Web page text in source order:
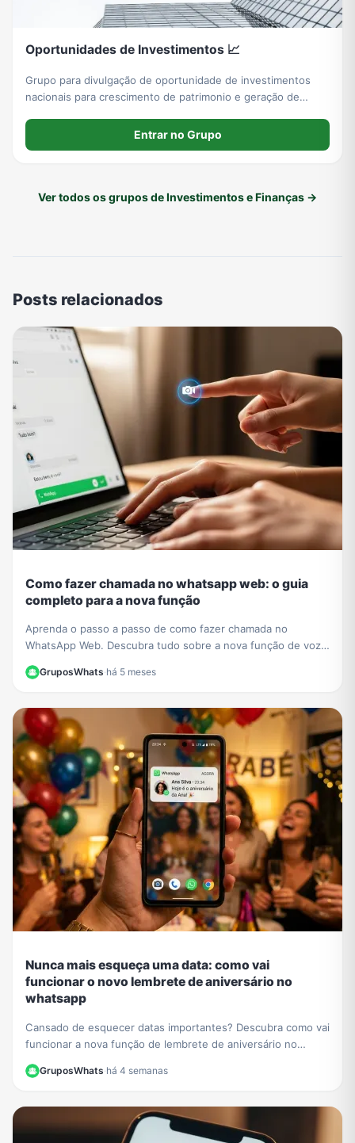
Oportunidades de Investimentos 📈
Grupo para divulgação de oportunidade de investimentos
nacionais para crescimento de patrimonio e geração de
Entrar no Grupo
Ver todos os grupos de Investimentos e Finanças →
Posts relacionados
Como fazer chamada no whatsapp web: o guia
completo para a nova função
Aprenda o passo a passo de como fazer chamada no
WhatsApp Web. Descubra tudo sobre a nova função de voz
e vídeo que chegou ao navegador sem instalar nada.
GruposWhats·há 5 meses
Nunca mais esqueça uma data: como vai
funcionar o novo lembrete de aniversário no
whatsapp
Cansado de esquecer datas importantes? Descubra como vai
funcionar a nova função de lembrete de aniversário no
GruposWhats·há 4 semanas